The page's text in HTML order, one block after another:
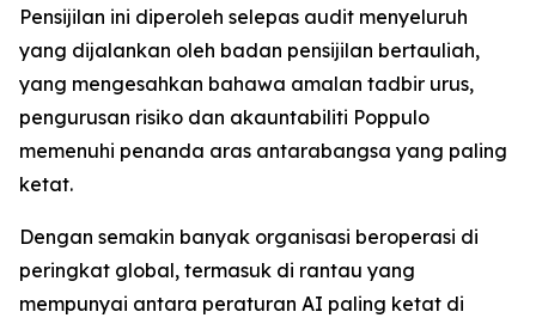
Pensijilan ini diperoleh selepas audit menyeluruh
yang dijalankan oleh badan pensijilan bertauliah,
yang mengesahkan bahawa amalan tadbir urus,
pengurusan risiko dan akauntabiliti Poppulo
memenuhi penanda aras antarabangsa yang paling
ketat.
Dengan semakin banyak organisasi beroperasi di
peringkat global, termasuk di rantau yang
mempunyai antara peraturan AI paling ketat di